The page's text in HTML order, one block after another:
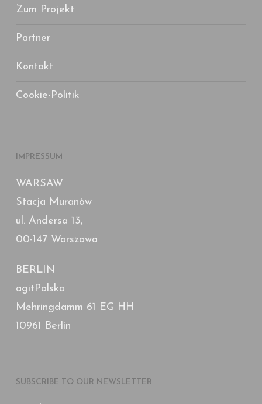
Zum Projekt
Partner
Kontakt
Cookie-Politik
IMPRESSUM
WARSAW
Stacja Muranów
ul. Andersa 13,
00-147 Warszawa
BERLIN
agitPolska
Mehringdamm 61 EG HH
10961 Berlin
SUBSCRIBE TO OUR NEWSLETTER